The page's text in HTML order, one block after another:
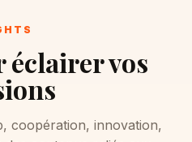
vos
coopération, innovation,